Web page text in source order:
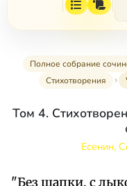
Полное собрание
Стихотворения
Том 4.
Есенин,
"Без шапки, с